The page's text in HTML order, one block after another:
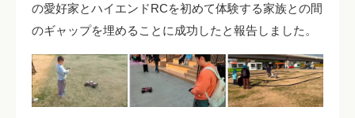
の愛好家とハイエンドRCを初めて体験する家族との間
のギャップを埋めることに成功したと報告しました。